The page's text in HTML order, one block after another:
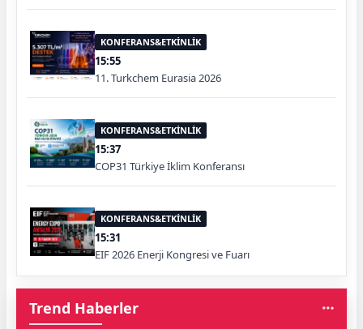
KONFERANS&ETKİNLİK
15:55
11. Turkchem Eurasia 2026
KONFERANS&ETKİNLİK
15:37
COP31 Türkiye İklim Konferansı
KONFERANS&ETKİNLİK
15:31
EIF 2026 Enerji Kongresi ve Fuarı
Trend Haberler